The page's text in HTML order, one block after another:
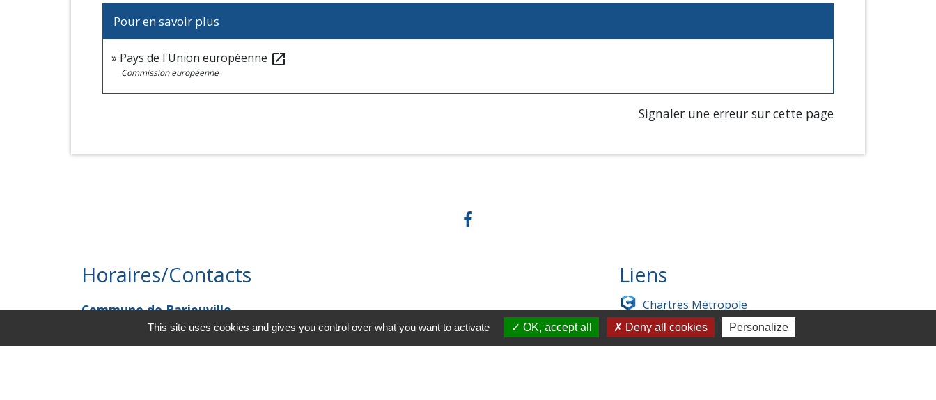
Pour en savoir plus
Pays de l'Union européenne open_in_new
Commission européenne
Signaler une erreur sur cette page
Horaires/Contacts
Commune de Barjouville
1, rue Jean Moulin
28630 Barjouville - FRANCE
Liens
Chartres Métropole
Conseil Départemental
This site uses cookies and gives you control over what you want to activate OK, accept all Deny all cookies Personalize